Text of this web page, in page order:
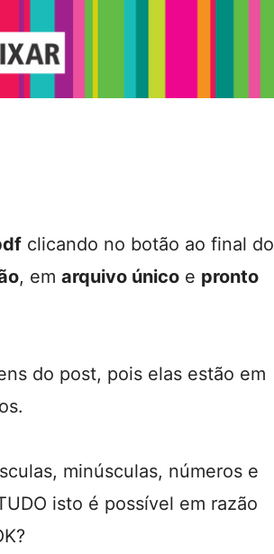
clicando no botão ao final do
, em arquivo único e pronto
do post, pois elas estão em
minúsculas, números e
isto é possível em razão